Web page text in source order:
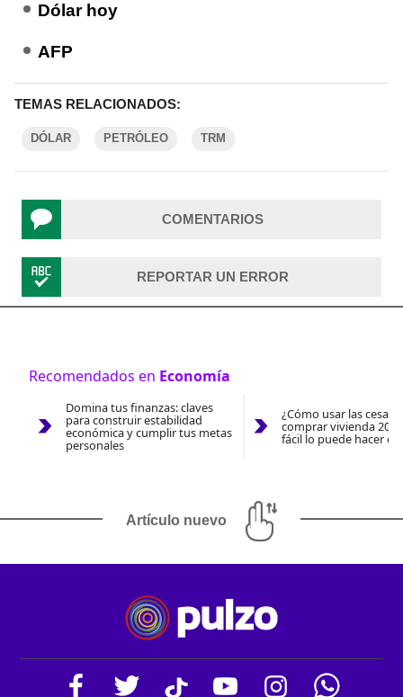
Dólar hoy
AFP
TEMAS RELACIONADOS:
DÓLAR PETRÓLEO TRM
COMENTARIOS
REPORTAR UN ERROR
Recomendados en Economía
Domina tus finanzas: claves
para construir estabilidad
económica y cumplir tus metas
personales
¿Cómo usar las
comprar vivienda
fácil lo puede hacer
Artículo nuevo